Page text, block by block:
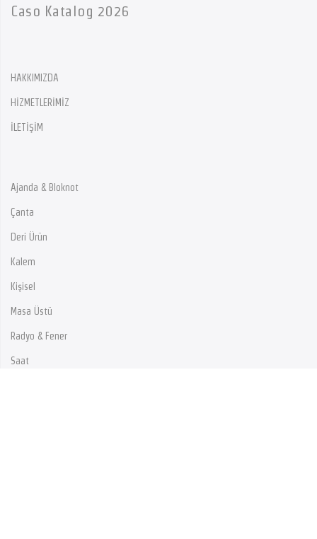
Caso Katalog 2026
HAKKIMIZDA
HİZMETLERİMİZ
İLETİŞİM
Ajanda & Bloknot
Çanta
Deri Ürün
Kalem
Kişisel
Masa Üstü
Radyo & Fener
Saat